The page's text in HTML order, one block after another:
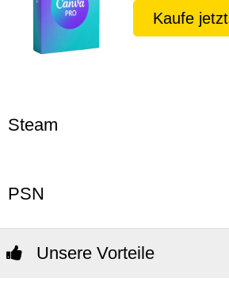
Kaufe jetzt
Steam
PSN
Unsere Vorteile